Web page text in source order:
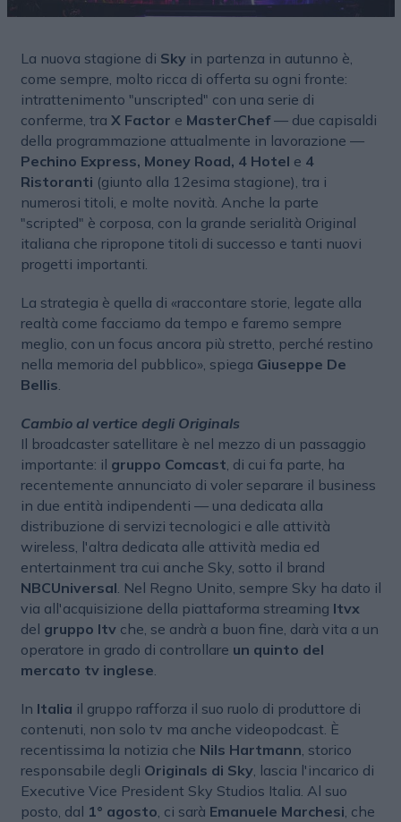
La nuova stagione di Skyin partenza in autunno è,
come sempre, molto ricca di offerta su ogni fronte:
intrattenimento "unscripted" con una serie di
conferme, tra X Factor e MasterChef— due capisaldi
della programmazione attualmente in lavorazione —
Pechino Express, Money Road, 4 Hotel e 4
Ristoranti (giunto alla 12esima stagione), tra i
numerosi titoli, e molte novità. Anche la parte
"scripted" è corposa, con la grande serialità Original
italiana che ripropone titoli di successo e tanti nuovi
progetti importanti.
La strategia è quella di «raccontare storie, legate alla
realtà come facciamo da tempo e faremo sempre
meglio, con un focus ancora più stretto, perché restino
nella memoria del pubblico», spiega Giuseppe De
Bellis.
Cambio al vertice degli Originals
Il broadcaster satellitare è nel mezzo di un passaggio
importante: il gruppo Comcast, di cui fa parte, ha
recentemente annunciato di voler separare il business
in due entità indipendenti — una dedicata alla
distribuzione di servizi tecnologici e alle attività
wireless, l'altra dedicata alle attività media ed
entertainment tra cui anche Sky, sotto il brand
NBCUniversal. Nel Regno Unito, sempre Sky ha dato il
via all'acquisizione della piattaforma streaming Itvx
del gruppo Itvche, se andrà a buon fine, darà vita a un
operatore in grado di controllare un quinto del
mercato tv inglese.
In Italia il gruppo rafforza il suo ruolo di produttore di
contenuti, non solo tv ma anche videopodcast. È
recentissima la notizia che Nils Hartmann, storico
responsabile degli Originals di Sky, lascia l'incarico di
Executive Vice President Sky Studios Italia. Al suo
posto, dal 1° agosto, ci sarà Emanuele Marchesi, che